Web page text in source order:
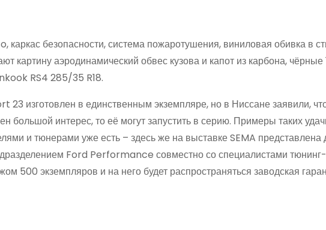
безопасности, система пожаротушения, виниловая обивка в
картину аэродинамический обвес кузова и капот из карбона,
RS4 285/35 R18.
изготовлен в единственным экземпляре, но в Ниссане заявили,
большой интерес, то её могут запустить в серию. Примеры таких
и тюнерами уже есть – здесь же на выставке SEMA
Ford Performance совместно со специалистами тюнинг-
500 экземпляров и на него будет распространяться заводская